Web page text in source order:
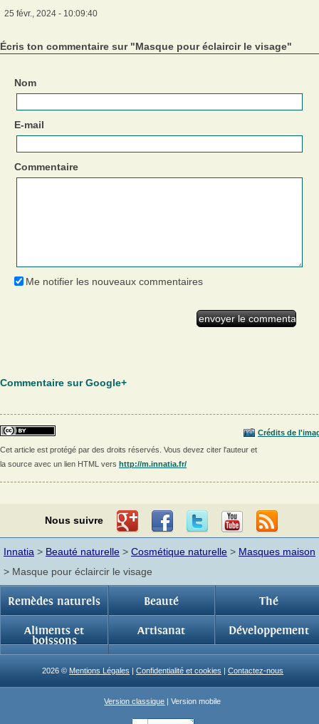
25 févr., 2024 - 10:09:40
Écris ton commentaire sur "Masque pour éclaircir le visage"
Nom
E-mail
Commentaire
Me notifier les nouveaux commentaires
Commentaire sur Google+
Crédits de
Cet article est protégé par des droits réservés. Vous devez citer l'auteur et
la source avec un lien HTML vers http://m.innatia.fr/
Nous suivre
Innatia > Beauté naturelle > Cosmétique naturelle > Masques maison
> Masque pour éclaircir le visage
Remèdes naturels Beauté Thé
Aliments et
boissons
Artisanat Développement
2026 © Mentions Légales | Confidentialité et cookies | Contactez-nous
Version classique | Version mobile